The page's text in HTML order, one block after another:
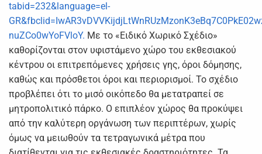
tabid=232&language=el-
nuZCo0wYoFVloY. Με το «Ειδικό Χωρικό Σχέδιο»
καθορίζονται στον υφιστάμενο χώρο του εκθεσιακού
κέντρου οι επιτρεπόμενες χρήσεις γης, όροι δόμησης,
καθώς και πρόσθετοι όροι και περιορισμοί. Το σχέδιο
προβλέπει ότι το μισό οικόπεδο θα μετατραπεί σε
μητροπολιτικό πάρκο. Ο επιπλέον χώρος θα προκύψει
από την καλύτερη οργάνωση των περιπτέρων, χωρίς
όμως να μειωθούν τα τετραγωνικά μέτρα που